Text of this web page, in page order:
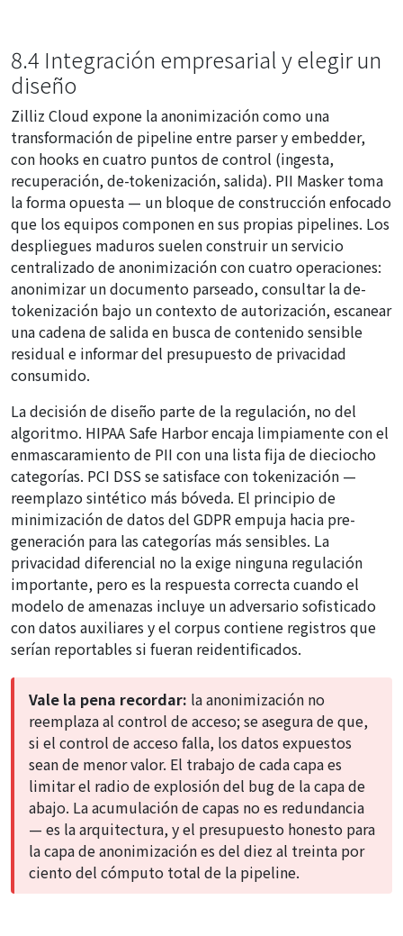
8.4 Integración empresarial y elegir un
diseño
Zilliz Cloud expone la anonimización como una
transformación de pipeline entre parser y embedder,
con hooks en cuatro puntos de control (ingesta,
recuperación, de-tokenización, salida). PII Masker toma
la forma opuesta — un bloque de construcción enfocado
que los equipos componen en sus propias pipelines. Los
despliegues maduros suelen construir un servicio
centralizado de anonimización con cuatro operaciones:
anonimizar un documento parseado, consultar la de-
tokenización bajo un contexto de autorización, escanear
una cadena de salida en busca de contenido sensible
residual e informar del presupuesto de privacidad
consumido.
La decisión de diseño parte de la regulación, no del
algoritmo. HIPAA Safe Harbor encaja limpiamente con el
enmascaramiento de PII con una lista fija de dieciocho
categorías. PCI DSS se satisface con tokenización —
reemplazo sintético más bóveda. El principio de
minimización de datos del GDPR empuja hacia pre-
generación para las categorías más sensibles. La
privacidad diferencial no la exige ninguna regulación
importante, pero es la respuesta correcta cuando el
modelo de amenazas incluye un adversario sofisticado
con datos auxiliares y el corpus contiene registros que
serían reportables si fueran reidentificados.
Vale la pena recordar: la anonimización no
reemplaza al control de acceso; se asegura de que,
si el control de acceso falla, los datos expuestos
sean de menor valor. El trabajo de cada capa es
limitar el radio de explosión del bug de la capa de
abajo. La acumulación de capas no es redundancia
— es la arquitectura, y el presupuesto honesto para
la capa de anonimización es del diez al treinta por
ciento del cómputo total de la pipeline.